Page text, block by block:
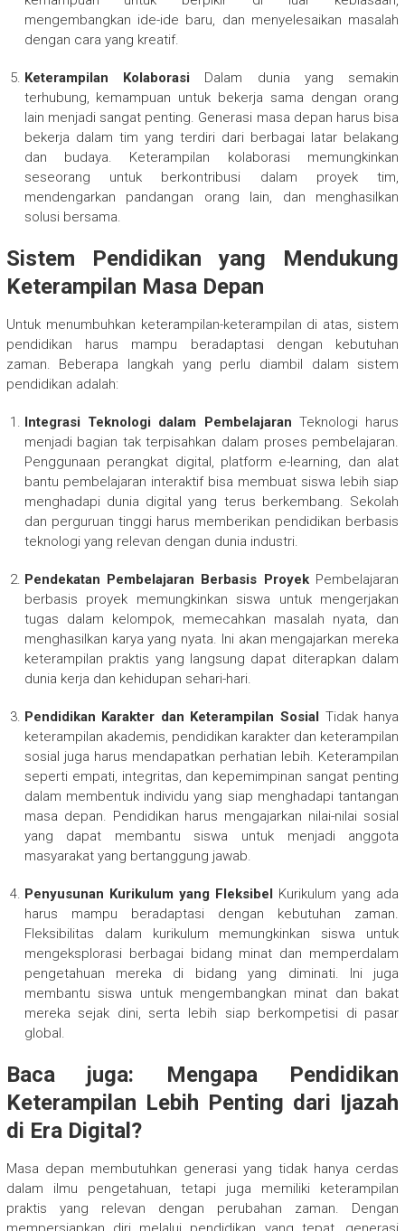
mengembangkan ide-ide baru, dan menyelesaikan masalah
dengan cara yang kreatif.
Keterampilan Kolaborasi Dalam dunia yang semakin
terhubung, kemampuan untuk bekerja sama dengan orang
lain menjadi sangat penting. Generasi masa depan harus bisa
bekerja dalam tim yang terdiri dari berbagai latar belakang
dan budaya. Keterampilan kolaborasi memungkinkan
seseorang untuk berkontribusi dalam proyek tim,
mendengarkan pandangan orang lain, dan menghasilkan
solusi bersama.
Sistem Pendidikan yang Mendukung
Keterampilan Masa Depan
Untuk menumbuhkan keterampilan-keterampilan di atas, sistem
pendidikan harus mampu beradaptasi dengan kebutuhan
zaman. Beberapa langkah yang perlu diambil dalam sistem
pendidikan adalah:
Integrasi Teknologi dalam Pembelajaran Teknologi harus
menjadi bagian tak terpisahkan dalam proses pembelajaran.
Penggunaan perangkat digital, platform e-learning, dan alat
bantu pembelajaran interaktif bisa membuat siswa lebih siap
menghadapi dunia digital yang terus berkembang. Sekolah
dan perguruan tinggi harus memberikan pendidikan berbasis
teknologi yang relevan dengan dunia industri.
Pendekatan Pembelajaran Berbasis ProyekPembelajaran
berbasis proyek memungkinkan siswa untuk mengerjakan
tugas dalam kelompok, memecahkan masalah nyata, dan
menghasilkan karya yang nyata. Ini akan mengajarkan mereka
keterampilan praktis yang langsung dapat diterapkan dalam
dunia kerja dan kehidupan sehari-hari.
Pendidikan Karakter dan Keterampilan Sosial Tidak hanya
keterampilan akademis, pendidikan karakter dan keterampilan
sosial juga harus mendapatkan perhatian lebih. Keterampilan
seperti empati, integritas, dan kepemimpinan sangat penting
dalam membentuk individu yang siap menghadapi tantangan
masa depan. Pendidikan harus mengajarkan nilai-nilai sosial
yang dapat membantu siswa untuk menjadi anggota
masyarakat yang bertanggung jawab.
Penyusunan Kurikulum yang Fleksibel Kurikulum yang ada
harus mampu beradaptasi dengan kebutuhan zaman.
Fleksibilitas dalam kurikulum memungkinkan siswa untuk
mengeksplorasi berbagai bidang minat dan memperdalam
pengetahuan mereka di bidang yang diminati. Ini juga
membantu siswa untuk mengembangkan minat dan bakat
mereka sejak dini, serta lebih siap berkompetisi di pasar
global.
Baca juga: Mengapa Pendidikan
Keterampilan Lebih Penting dari Ijazah
di Era Digital?
Masa depan membutuhkan generasi yang tidak hanya cerdas
dalam ilmu pengetahuan, tetapi juga memiliki keterampilan
praktis yang relevan dengan perubahan zaman. Dengan